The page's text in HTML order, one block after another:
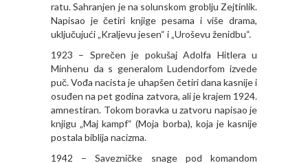
ratu. Sahranjen je na solunskom groblju Zejtinlik.
Napisao je četiri knjige pesama i više drama,
uključujući „Kraljevu jesen“ i „Uroševu ženidbu“.
1923 – Sprečen je pokušaj Adolfa Hitlera u
Minhenu da s generalom Ludendorfom izvede
puč. Vođa nacista je uhapšen četiri dana kasnije i
osuđen na pet godina zatvora, ali je krajem 1924.
amnestiran. Tokom boravka u zatvoru napisao je
knjigu „Maj kampf“ (Moja borba), koja je kasnije
postala biblija nacizma.
1942 – Savezničke snage pod komandom